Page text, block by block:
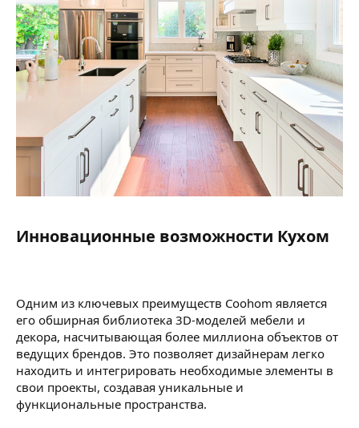
Инновационные возможности Кухом​
Одним из ключевых преимуществ Coohom является
его обширная библиотека 3D-моделей мебели и
декора, насчитывающая более миллиона объектов от
ведущих брендов. Это позволяет дизайнерам легко
находить и интегрировать необходимые элементы в
свои проекты, создавая уникальные и
функциональные пространства.